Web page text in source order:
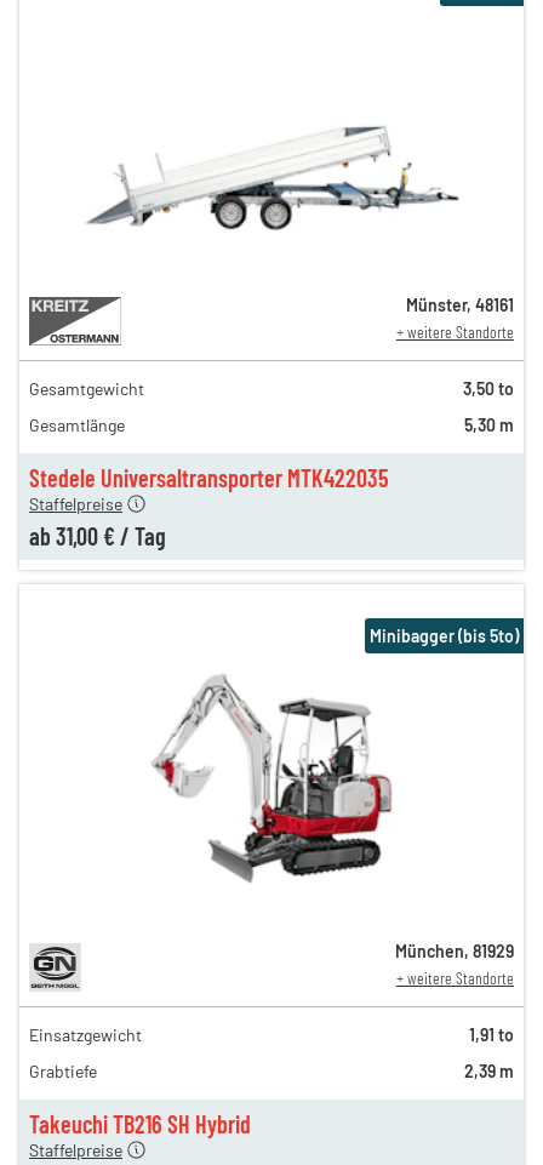
Stedele Universaltransporter MTK422035
54,00 €
40,00 €
Staffelpreise
ab 31,00 € / Tag
Münster, 48161
+ weitere Standorte
Gesamtgewicht
3,50 to
Gesamtlänge
5,30 m
Takeuchi TB216 SH Hybrid
125,00 €
105,00 €
Staffelpreise
Minibagger (bis 5to)
München, 81929
+ weitere Standorte
Einsatzgewicht
1,91 to
Grabtiefe
2,39 m